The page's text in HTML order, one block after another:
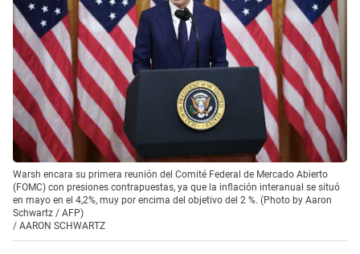
Warsh encara su primera reunión del Comité Federal de Mercado Abierto
(FOMC) con presiones contrapuestas, ya que la inflación interanual se situó
en mayo en el 4,2%, muy por encima del objetivo del 2 %. (Photo by Aaron
Schwartz / AFP)
/ AARON SCHWARTZ